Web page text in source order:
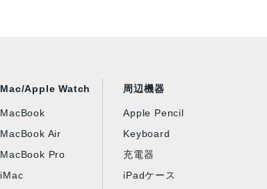
Mac/Apple Watch
MacBook
MacBook Air
MacBook Pro
iMac
周辺機器
Apple Pencil
Keyboard
充電器
iPadケース